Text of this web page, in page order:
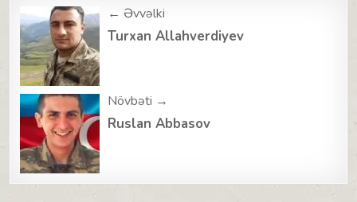
Post
navigation
← Əvvəlki
Turxan Allahverdiyev
Növbəti →
Ruslan Abbasov